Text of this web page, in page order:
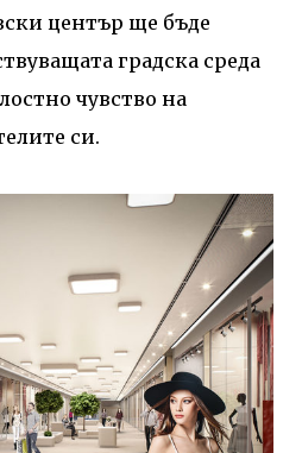
център ще бъде
градска среда
чувство на
си.